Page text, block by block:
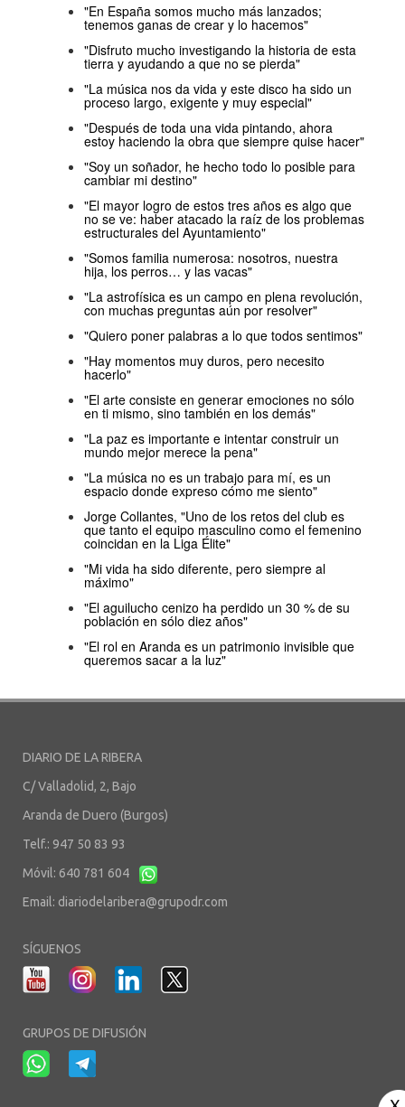
"En España somos mucho más lanzados;
tenemos ganas de crear y lo hacemos"
"Disfruto mucho investigando la historia de esta
tierra y ayudando a que no se pierda"
"La música nos da vida y este disco ha sido un
proceso largo, exigente y muy especial"
"Después de toda una vida pintando, ahora
estoy haciendo la obra que siempre quise hacer"
"Soy un soñador, he hecho todo lo posible para
cambiar mi destino"
"El mayor logro de estos tres años es algo que
no se ve: haber atacado la raíz de los problemas
estructurales del Ayuntamiento"
"Somos familia numerosa: nosotros, nuestra
hija, los perros… y las vacas"
"La astrofísica es un campo en plena revolución,
con muchas preguntas aún por resolver"
"Quiero poner palabras a lo que todos sentimos"
"Hay momentos muy duros, pero necesito
hacerlo"
"El arte consiste en generar emociones no sólo
en ti mismo, sino también en los demás"
"La paz es importante e intentar construir un
mundo mejor merece la pena"
"La música no es un trabajo para mí, es un
espacio donde expreso cómo me siento"
Jorge Collantes, "Uno de los retos del club es
que tanto el equipo masculino como el femenino
coincidan en la Liga Élite"
"Mi vida ha sido diferente, pero siempre al
máximo"
"El aguilucho cenizo ha perdido un 30 % de su
población en sólo diez años"
"El rol en Aranda es un patrimonio invisible que
queremos sacar a la luz"
DIARIO DE LA RIBERA
C/ Valladolid, 2, Bajo
Aranda de Duero (Burgos)
Telf.: 947 50 83 93
Móvil: 640 781 604
Email: diariodelaribera@grupodr.com
SÍGUENOS
GRUPOS DE DIFUSIÓN